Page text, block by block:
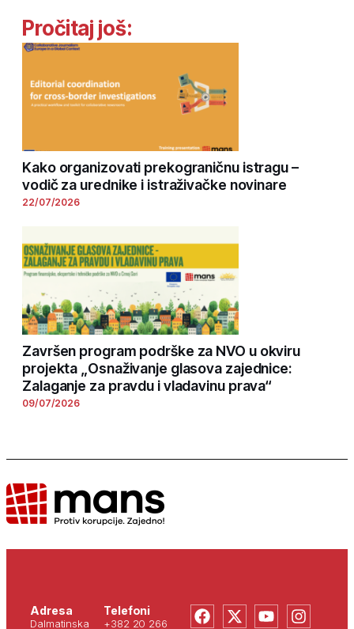
Pročitaj još:
Kako organizovati prekograničnu istragu –
vodič za urednike i istraživačke novinare
22/07/2026
Završen program podrške za NVO u okviru
projekta „Osnaživanje glasova zajednice:
Zalaganje za pravdu i vladavinu prava“
09/07/2026
Adresa
Dalmatinska
Telefoni
+382 20 266